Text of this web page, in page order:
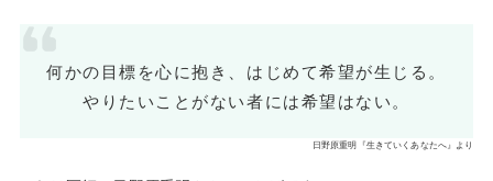
何かの目標を心に抱き、はじめて希望が生じる。
やりたいことがない者には希望はない。
日野原重明『生きていくあなたへ』より